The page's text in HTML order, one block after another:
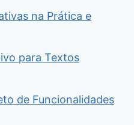
na Prática e
para Textos
de Funcionalidades